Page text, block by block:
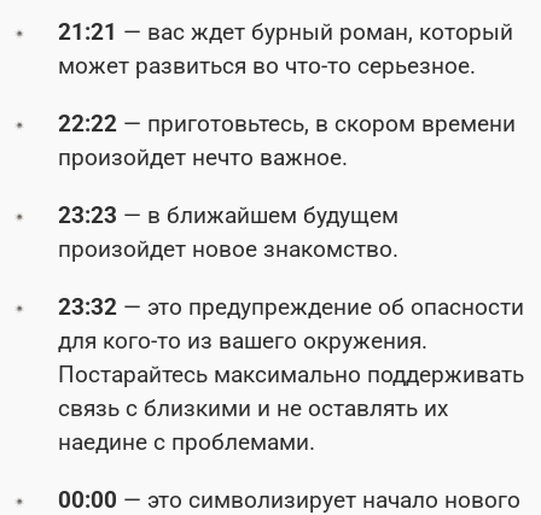
21:21 — вас ждет бурный роман, который
может развиться во что-то серьезное.
22:22 — приготовьтесь, в скором времени
произойдет нечто важное.
23:23 — в ближайшем будущем
произойдет новое знакомство.
23:32 — это предупреждение об опасности
для кого-то из вашего окружения.
Постарайтесь максимально поддерживать
связь с близкими и не оставлять их
наедине с проблемами.
00:00 — это символизирует начало нового